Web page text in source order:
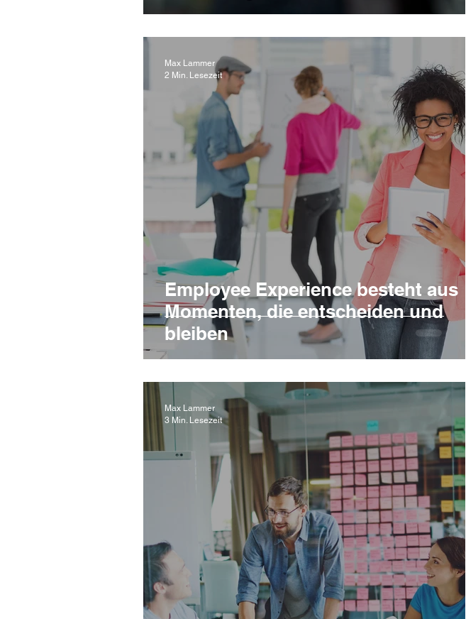
Employee Experience besteht aus
Momenten, die entscheiden und
bleiben
Max Lammer
2 Min. Lesezeit
Max Lammer
3 Min. Lesezeit